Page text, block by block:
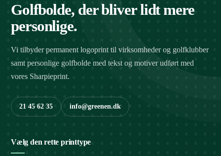
Golfbolde, der bliver lidt mere
personlige.
Vi tilbyder permanent logoprint til virksomheder og golfklubber
samt personlige golfbolde med tekst og motiver udført med
vores Sharpieprint.
21 45 62 35 info@greenen.dk
Vælg den rette printtype